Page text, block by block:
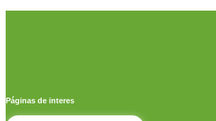
Páginas de interes